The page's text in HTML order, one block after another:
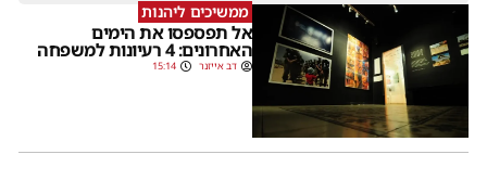
ממשיכים ליהנות
אל תפספסו את הימים
האחרונים: 4 רעיונות למשפחה
דב אייזנר 15:14